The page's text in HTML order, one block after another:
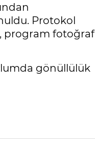
Protokol
program fotoğraf
gönüllülük